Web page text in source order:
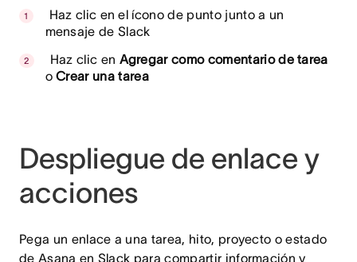
Haz clic en el ícono de punto junto a un
mensaje de Slack
Haz clic en Agregar como comentario de tarea
oCrear una tarea
Despliegue de enlace y
acciones
Pega un enlace a una tarea, hito, proyecto o estado
de Asana en Slack para compartir información y